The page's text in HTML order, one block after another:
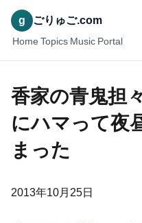
g ごりゅご.com
Home Topics Music Portal
香家の青鬼担
にハマって夜
まった
2013年10月25日